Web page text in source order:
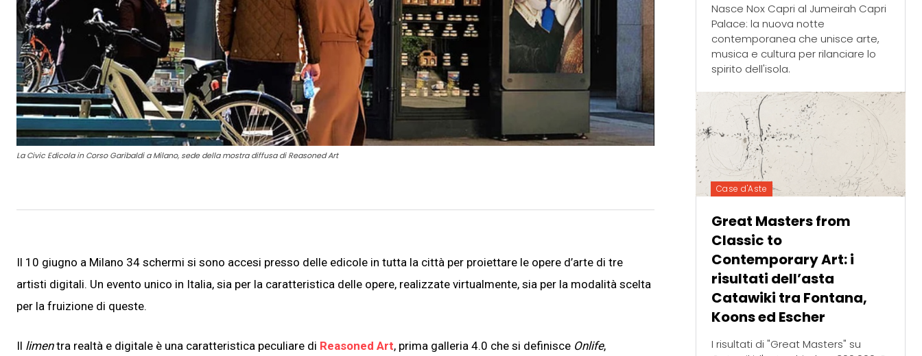
La Civic Edicola in Corso Garibaldi a Milano, sede della mostra diffusa di Reasoned Art
Il 10 giugno a Milano 34 schermi si sono accesi presso delle edicole in tutta la città per proiettare le opere d’arte di tre
artisti digitali. Un evento unico in Italia, sia per la caratteristica delle opere, realizzate virtualmente, sia per la modalità scelta
per la fruizione di queste.
Il limentra realtà e digitale è una caratteristica peculiare di Reasoned Art, prima galleria 4.0 che si definisce Onlife,
Nasce Nox Capri al Jumeirah Capri
Palace: la nuova notte
contemporanea che unisce arte,
musica e cultura per rilanciare lo
spirito dell'isola.
Case d'Aste
Great Masters from
Classic to
Contemporary Art: i
risultati dell’asta
Catawiki tra Fontana,
Koons ed Escher
I risultati di "Great Masters" su